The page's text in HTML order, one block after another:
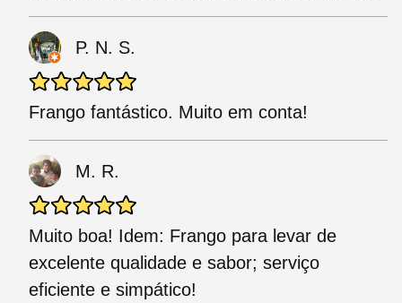
P. N. S.
Frango fantástico. Muito em conta!
M. R.
Muito boa! Idem: Frango para levar de
excelente qualidade e sabor; serviço
eficiente e simpático!